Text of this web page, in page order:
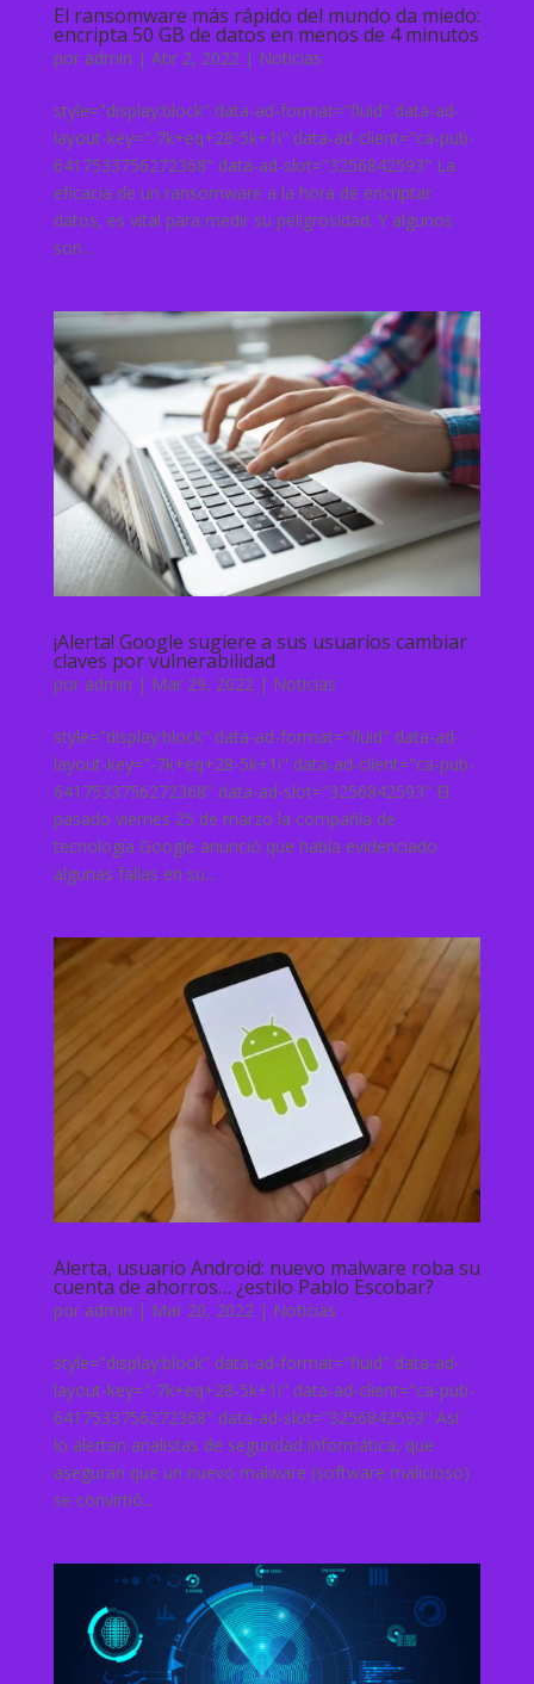
El ransomware más rápido del mundo da miedo:
encripta 50 GB de datos en menos de 4 minutos
por admin | Abr 2, 2022 | Noticias
style="display:block" data-ad-format="fluid" data-ad-
layout-key="-7k+eq+28-5k+1i" data-ad-client="ca-pub-
6417533756272368" data-ad-slot="3256842593" La
eficacia de un ransomware a la hora de encriptar
datos, es vital para medir su peligrosidad. Y algunos
son...
¡Alerta! Google sugiere a sus usuarios cambiar
claves por vulnerabilidad
por admin | Mar 29, 2022 | Noticias
style="display:block" data-ad-format="fluid" data-ad-
layout-key="-7k+eq+28-5k+1i" data-ad-client="ca-pub-
6417533756272368" data-ad-slot="3256842593" El
pasado viernes 25 de marzo la compañía de
tecnología Google anunció que había evidenciado
algunas fallas en su...
Alerta, usuario Android: nuevo malware roba su
cuenta de ahorros… ¿estilo Pablo Escobar?
por admin | Mar 20, 2022 | Noticias
style="display:block" data-ad-format="fluid" data-ad-
layout-key="-7k+eq+28-5k+1i" data-ad-client="ca-pub-
6417533756272368" data-ad-slot="3256842593" Así
lo alertan analistas de seguridad informática, que
aseguran que un nuevo malware (software malicioso)
se convirtió...